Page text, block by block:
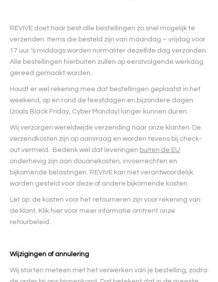
REVIVE doet haar best alle bestellingen zo snel mogelijk te
verzenden. Items die besteld zijn van maandag – vrijdag voor
17 uur ’s middags worden normaliter dezelfde dag verzonden.
Alle bestellingen hierbuiten zullen op eerstvolgende werkdag
gereed gemaakt worden.
Houdt er wel rekening mee dat bestellingen geplaatst in het
weekend, op en rond de feestdagen en bijzondere dagen
(zoals Black Friday, Cyber Monday) langer kunnen duren.
Wij verzorgen wereldwijde verzending naar onze klanten. De
verzendkosten zijn op aanvraag en worden tevens bij check-
out vermeld. Bedenk wel dat leveringen buiten de EU
onderhevig zijn aan douanekosten, invoerrechten en
bijkomende belastingen. REVIVE kan niet verantwoordelijk
worden gesteld voor deze of andere bijkomende kosten.
Let op: de kosten voor het retourneren zijn voor rekening van
de klant. Klik hier voor meer informatie omtrent onze
retourbeleid.
Wijzigingen of annulering
Wij starten meteen met het verwerken van je bestelling, zodra